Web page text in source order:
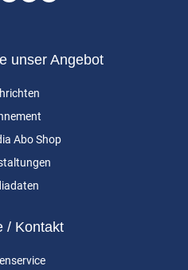
unser Angebot
Abo Shop
/ Kontakt